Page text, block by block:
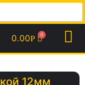
0.00Р
12мм